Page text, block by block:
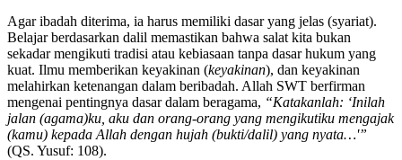
Agar ibadah diterima, ia harus memiliki dasar yang jelas (syariat).
Belajar berdasarkan dalil memastikan bahwa salat kita bukan
sekadar mengikuti tradisi atau kebiasaan tanpa dasar hukum yang
kuat. Ilmu memberikan keyakinan (keyakinan), dan keyakinan
melahirkan ketenangan dalam beribadah. Allah SWT berfirman
mengenai pentingnya dasar dalam beragama, “Katakanlah: ‘Inilah
jalan (agama)ku, aku dan orang-orang yang mengikutiku mengajak
(kamu) kepada Allah dengan hujah (bukti/dalil) yang nyata…'”
(QS. Yusuf: 108).